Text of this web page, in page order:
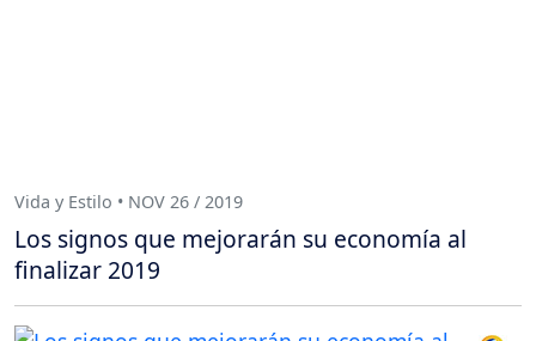
Vida y Estilo • NOV 26 / 2019
Los signos que mejorarán su economía al
finalizar 2019